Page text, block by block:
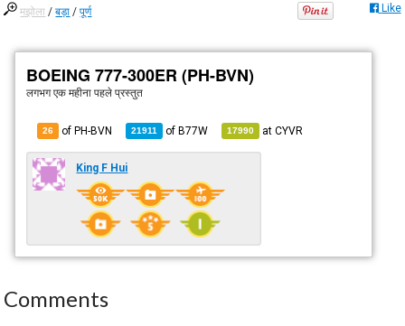
मझोला /बड़ा /पूर्ण Like
BOEING 777-300ER (PH-BVN)
लगभग एक महीना पहले प्रस्तुत
26 of PH-BVN 21911 ofB77W 17990 atCYVR
King F Hui
Comments